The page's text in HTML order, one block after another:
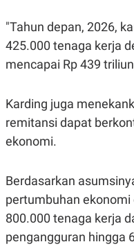
O
T
A
N
A
E
M
Y
R
S
S
R
E
S
E
.
L
A
N
G
G
A
I
N
E
R
J
"Tahun depan, 2026,
425.000 tenaga kerja
mencapai Rp 439
Karding juga
remitansi dapat
ekonomi.
Berdasarkan
pertumbuhan
800.000 tenaga kerja
pengangguran hingga